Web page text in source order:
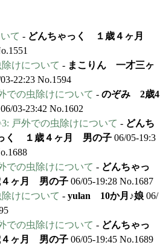
て - どんちゃっく １歳４ヶ月
けについて - まこりん 一才三ヶ
22:23 No.1594
での虫除けについて - のぞみ 2歳4
06/03-23:42 No.1602
戸外での虫除けについて - どんち
く １歳４ヶ月 男の子 06/05-19:3
での虫除けについて - どんちゃっ
ヶ月 男の子 06/05-19:28 No.1687
けについて - yulan 10か月♪娘 06/
での虫除けについて - どんちゃっ
ヶ月 男の子 06/05-19:45 No.1689